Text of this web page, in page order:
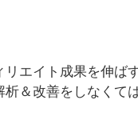
リエイト成果を伸ば
＆改善をしなくて